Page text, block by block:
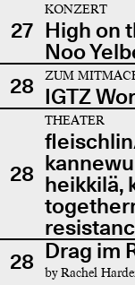
27
KONZERT
High on
Noo
28
ZUM
IGTZ
28
THEATER
heikkilä,
28 Drag im
by Rachel